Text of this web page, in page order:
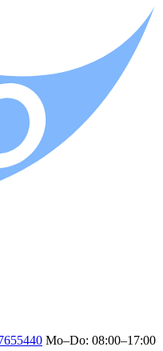
Mo–Do: 08:00–17:00